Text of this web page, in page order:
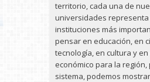
territorio, cada una de
universidades representa
instituciones más
pensar en educación, en
tecnología, en cultura y
económico para la
sistema, podemos